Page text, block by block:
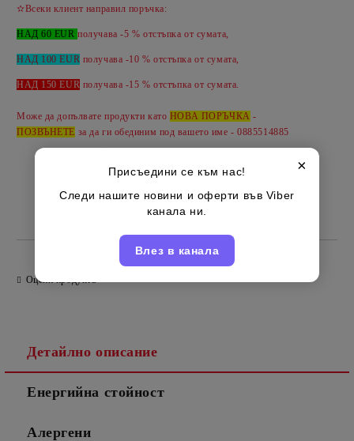
✫Всеки клиент направил поръчка:
НАД 60 EURполучава -5 % отстъпка от сумата,
НАД 100 EUR получава -10 % отстъпка от сумата,
НАД 150 EUR получава -15 %отстъпка от сумата.
Може да допълвате продукти като НОВА ПОРЪЧКА -
ПОЗВЪНЕТЕ за да ги обединим под вашето име - 0885514885
Марка: Италиански
Оцени продукта
Детайлно описание
Енергийна стойност
Алергени
×
Присъедини се към нас!
Следи нашите новини и оферти във Viber
канала ни.
Влез в канала